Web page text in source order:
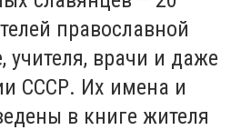
православной
учителя, врачи и даже
СССР. Их имена и
в книге жителя